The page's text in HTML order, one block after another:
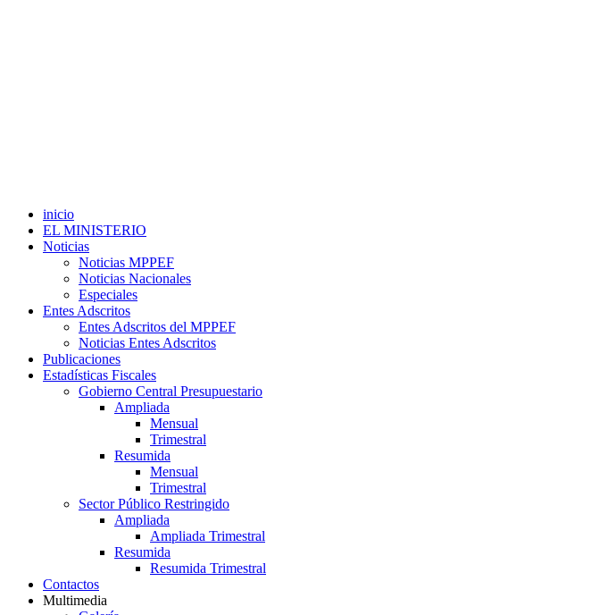
inicio
EL MINISTERIO
Noticias
Noticias MPPEF
Noticias Nacionales
Especiales
Entes Adscritos
Entes Adscritos del MPPEF
Noticias Entes Adscritos
Publicaciones
Estadísticas Fiscales
Gobierno Central Presupuestario
Ampliada
Mensual
Trimestral
Resumida
Mensual
Trimestral
Sector Público Restringido
Ampliada
Ampliada Trimestral
Resumida
Resumida Trimestral
Contactos
Multimedia